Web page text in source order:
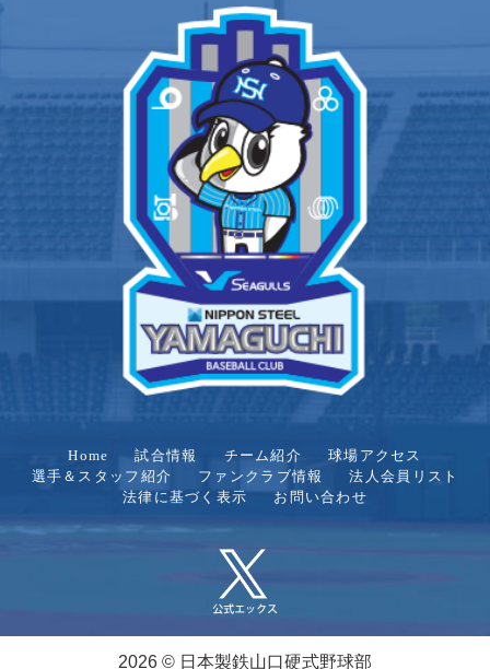
Home 試合情報 チーム紹介
球場アクセス
選手＆スタッフ紹介
ファンクラブ情報
法人会員リスト
法律に基づく表示
お問い合わせ
2026 © 日本製鉄山口硬式野球部